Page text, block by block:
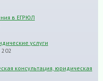
в ЕГРЮЛ
услуги
консультация, юридическая